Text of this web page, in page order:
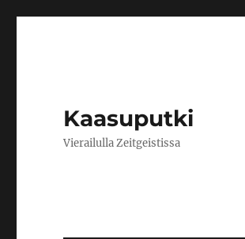
Kaasuputki
Vierailulla Zeitgeistissa